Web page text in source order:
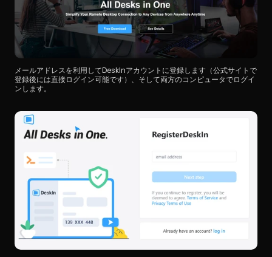
メールアドレスを利用してDeskInアカウントに登録します（公式サイトで
登録後には直接ログイン可能です）、そして両方のコンピュータでログイ
ンします。